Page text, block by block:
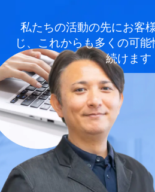
私たちの活動の先にお客
じ、
これからも多くの可
続けます